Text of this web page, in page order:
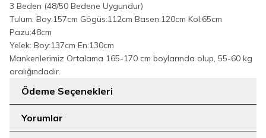
3 Beden (48/50 Bedene Uygundur)
Tulum: Boy:157cm Gögüs:112cm Basen:120cm Kol:65cm
Pazu:48cm
Yelek: Boy:137cm En:130cm
Mankenlerimiz Ortalama 165-170 cm boylarında olup, 55-60 kg
aralığındadır.
Ödeme Seçenekleri
Yorumlar